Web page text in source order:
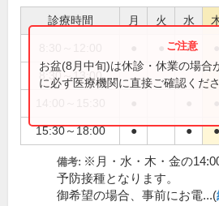
診療時間 月 火 水
●
8:30～13:00
15:30～18:00 ● ● ●
お盆(8月中旬)は休診・休業の場合
に必ず医療機関に直接ご確認くださ
備考: ※月・水・木・金の
予防接種となります。
御希望の場合、事前にお電...(